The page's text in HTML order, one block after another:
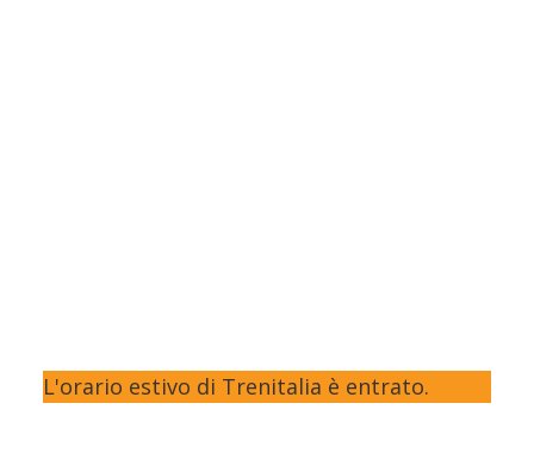
L'orario estivo di Trenitalia è entrato.